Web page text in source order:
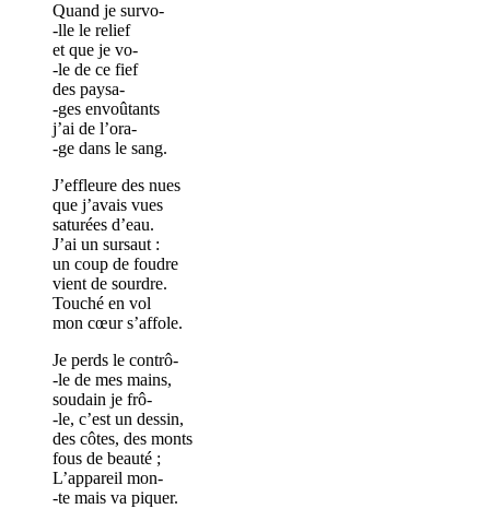
Quand je survo-
-lle le relief
et que je vo-
-le de ce fief
des paysa-
-ges envoûtants
j’ai de l’ora-
-ge dans le sang.
J’effleure des nues
que j’avais vues
saturées d’eau.
J’ai un sursaut :
un coup de foudre
vient de sourdre.
Touché en vol
mon cœur s’affole.
Je perds le contrô-
-le de mes mains,
soudain je frô-
-le, c’est un dessin,
des côtes, des monts
fous de beauté ;
L’appareil mon-
-te mais va piquer.